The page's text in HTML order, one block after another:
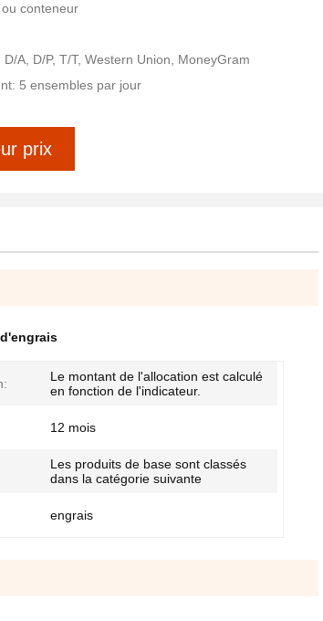
conteneur
A, D/P, T/T, Western Union, MoneyGram
5 ensembles par jour
prix
Le montant de l'allocation est calculé
en fonction de l'indicateur.
12 mois
Les produits de base sont classés
dans la catégorie suivante
engrais